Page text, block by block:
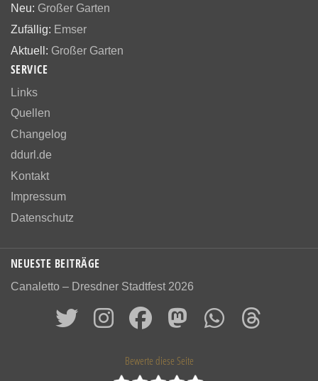
Neu: Großer Garten
Zufällig: Emser
Aktuell: Großer Garten
SERVICE
Links
Quellen
Changelog
ddurl.de
Kontakt
Impressum
Datenschutz
NEUESTE BEITRÄGE
Canaletto – Dresdner Stadtfest 2026
Bewerte diese Seite